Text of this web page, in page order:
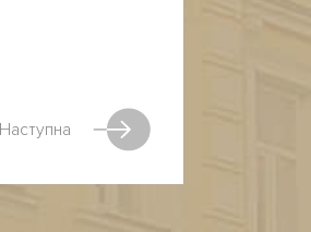
Наступна